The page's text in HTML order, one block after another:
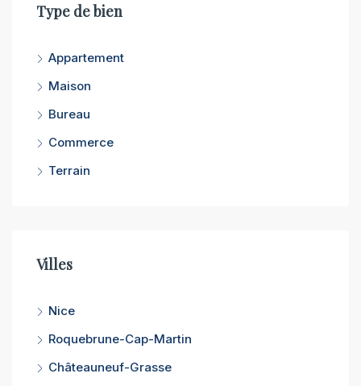
Type de bien
Appartement
Maison
Bureau
Commerce
Terrain
Villes
Nice
Roquebrune-Cap-Martin
Châteauneuf-Grasse